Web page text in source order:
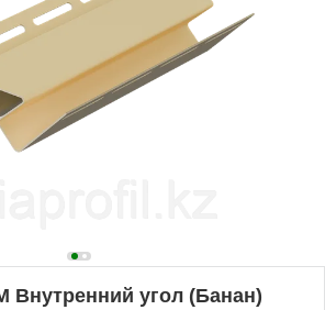
Внутренний угол (Банан)